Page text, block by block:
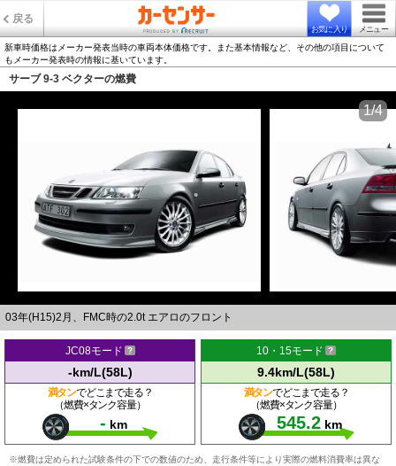
戻る
お気に入り メニュー
新車時価格はメーカー発表当時の車両本体価格です。また基本情報など、その他の項目について
もメーカー発表時の情報に基いています。
サーブ 9-3 ベクターの燃費
03年(H15)2月、FMC時の2.0t エアロのフロント
1/4
JC08モード
-km/L(58L)
満タンでどこまで走る？
（燃費×タンク容量）
- km
10・15モード
9.4km/L(58L)
満タンでどこまで走る？
（燃費×タンク容量）
545.2 km
※燃費は定められた試験条件の下での数値のため、走行条件等により実際の燃料消費率は異な